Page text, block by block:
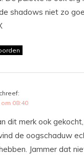
shadows niet zo
om 08:40
dit merk ook
de oogschaduw
Jammer dat